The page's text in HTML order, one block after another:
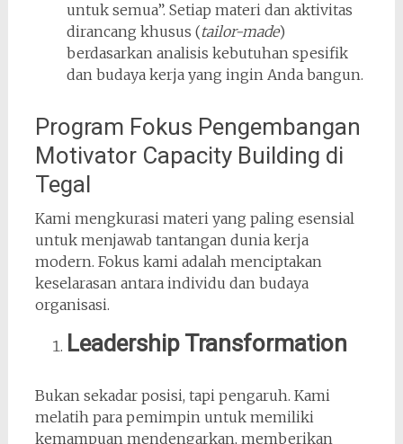
untuk semua”. Setiap materi dan aktivitas
dirancang khusus (tailor-made)
berdasarkan analisis kebutuhan spesifik
dan budaya kerja yang ingin Anda bangun.
Program Fokus Pengembangan
Motivator Capacity Building di
Tegal
Kami mengkurasi materi yang paling esensial
untuk menjawab tantangan dunia kerja
modern. Fokus kami adalah menciptakan
keselarasan antara individu dan budaya
organisasi.
Leadership Transformation
Bukan sekadar posisi, tapi pengaruh. Kami
melatih para pemimpin untuk memiliki
kemampuan mendengarkan, memberikan